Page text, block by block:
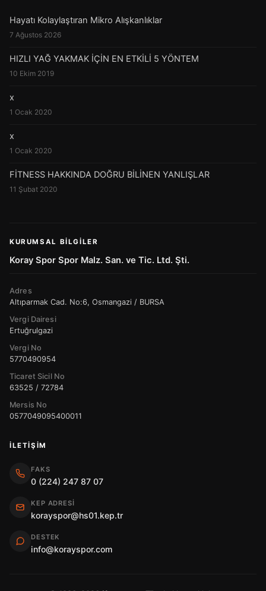
Hayatı Kolaylaştıran Mikro Alışkanlıklar
7 Ağustos 2026
HIZLI YAĞ YAKMAK İÇİN EN ETKİLİ 5 YÖNTEM
10 Ekim 2019
x
1 Ocak 2020
x
1 Ocak 2020
FİTNESS HAKKINDA DOĞRU BİLİNEN YANLIŞLAR
11 Şubat 2020
KURUMSAL BILGILER
Koray Spor Spor Malz. San. ve Tic. Ltd. Şti.
Adres
Altıparmak Cad. No:6, Osmangazi / BURSA
Vergi Dairesi
Ertuğrulgazi
Vergi No
5770490954
Ticaret Sicil No
63525 / 72784
Mersis No
0577049095400011
İLETIŞIM
FAKS
0 (224) 247 87 07
KEP ADRESI
korayspor@hs01.kep.tr
DESTEK
info@korayspor.com